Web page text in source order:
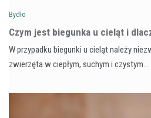
Bydło
Czym jest biegunka u cieląt i
W przypadku biegunki u cieląt należy
zwierzęta w ciepłym, suchym i czystym…